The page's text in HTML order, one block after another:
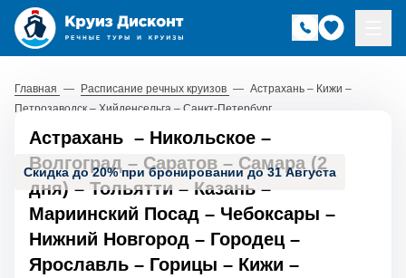
Главная — Расписание речных круизов — Астрахань – Кижи –
Петрозаводск – Хийденсельга – Санкт-Петербург
Скидка до 20% при бронировании до 31 Августа
Астрахань – Никольское –
Волгоград – Саратов – Самара (2
дня) – Тольятти – Казань –
Мариинский Посад – Чебоксары –
Нижний Новгород – Городец–
Ярославль – Горицы – Кижи –